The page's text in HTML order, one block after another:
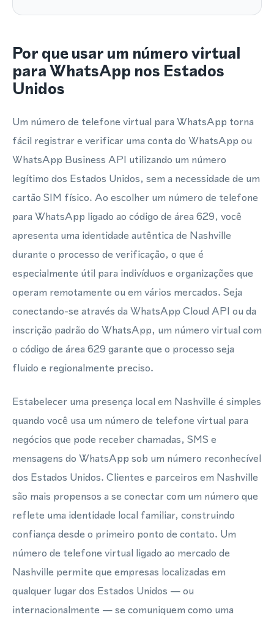
Por que usar um número virtual
para WhatsApp nos Estados
Unidos
Um número de telefone virtual para WhatsApp torna
fácil registrar e verificar uma conta do WhatsApp ou
WhatsApp Business API utilizando um número
legítimo dos Estados Unidos, sem a necessidade de um
cartão SIM físico. Ao escolher um número de telefone
para WhatsApp ligado ao código de área 629, você
apresenta uma identidade autêntica de Nashville
durante o processo de verificação, o que é
especialmente útil para indivíduos e organizações que
operam remotamente ou em vários mercados. Seja
conectando-se através da WhatsApp Cloud API ou da
inscrição padrão do WhatsApp, um número virtual com
o código de área 629 garante que o processo seja
fluido e regionalmente preciso.
Estabelecer uma presença local em Nashville é simples
quando você usa um número de telefone virtual para
negócios que pode receber chamadas, SMS e
mensagens do WhatsApp sob um número reconhecível
dos Estados Unidos. Clientes e parceiros em Nashville
são mais propensos a se conectar com um número que
reflete uma identidade local familiar, construindo
confiança desde o primeiro ponto de contato. Um
número de telefone virtual ligado ao mercado de
Nashville permite que empresas localizadas em
qualquer lugar dos Estados Unidos — ou
internacionalmente — se comuniquem como uma